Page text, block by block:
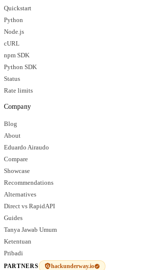
Quickstart
Python
Node.js
cURL
npm SDK
Python SDK
Status
Rate limits
Company
Blog
About
Eduardo Airaudo
Compare
Showcase
Recommendations
Alternatives
Direct vs RapidAPI
Guides
Tanya Jawab Umum
Ketentuan
Pribadi
PARTNERS hackunderway.io